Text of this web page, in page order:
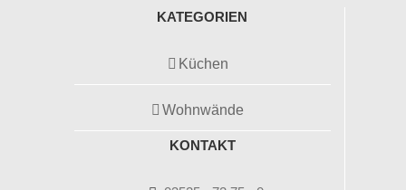
KATEGORIEN
Küchen
Wohnwände
KONTAKT